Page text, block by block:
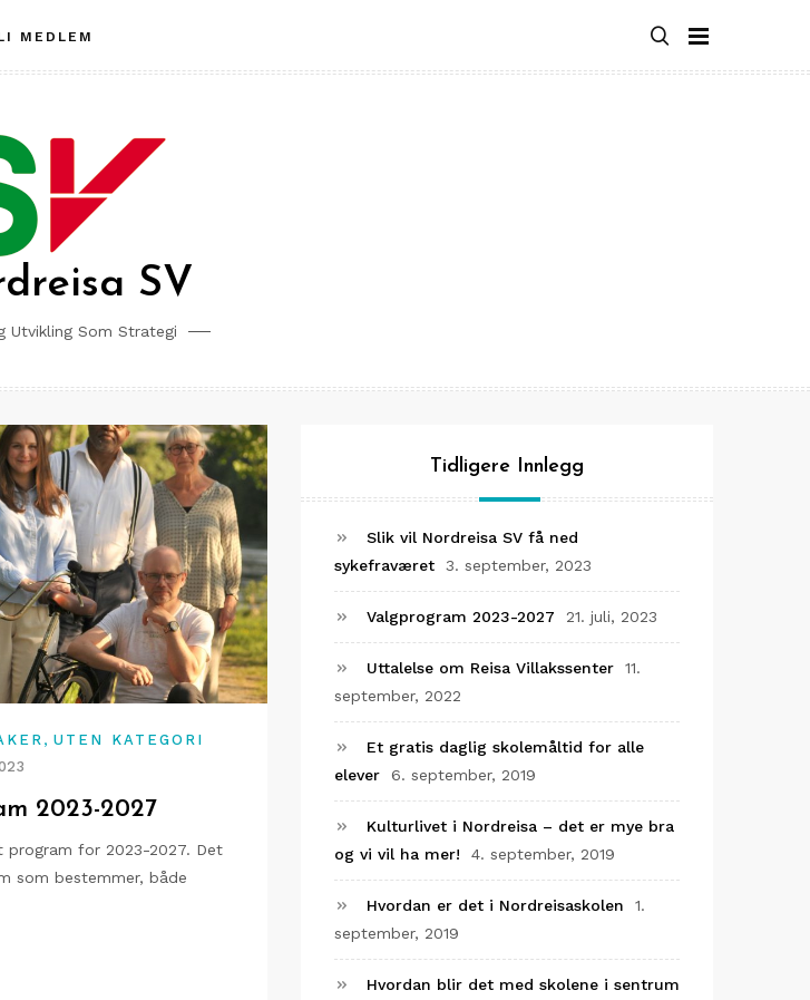
MEDLEM
SV
Utvikling Som Strategi
,UTEN KATEGORI
2023-2027
program for 2023-2027. Det
som bestemmer, både
Tidligere Innlegg
Slik vil Nordreisa SV få ned
sykefraværet
3. september, 2023
Valgprogram 2023-2027 21. juli, 2023
Uttalelse om Reisa Villakssenter
11.
september, 2022
Et gratis daglig skolemåltid for alle
elever
6. september, 2019
Kulturlivet i Nordreisa – det er mye bra
og vi vil ha mer!
4. september, 2019
Hvordan er det i Nordreisaskolen
1.
september, 2019
Hvordan blir det med skolene i sentrum